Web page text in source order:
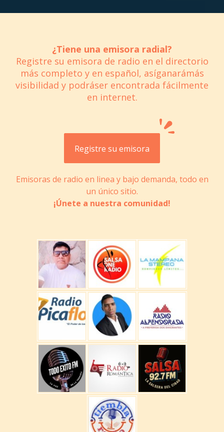
¿Tiene una emisora radial?
Registre su emisora de radio en el directorio
más completo y en español, asíganarámás
visibilidad y podráser encontrada fácilmente
en internet.
Registre su emisora
Emisoras de radio en linea y bajo demanda, todo en
un único sitio.
¡Únete a nuestra comunidad!